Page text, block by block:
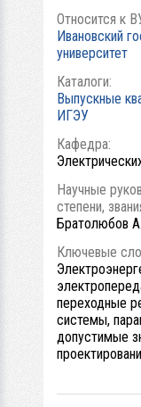
Относится к
Ивановский
университет
Каталоги:
Выпускные
ИГЭУ
Кафедра:
Научные
степени,
Братолюбов
Ключевые
переходные
системы,
допустимые